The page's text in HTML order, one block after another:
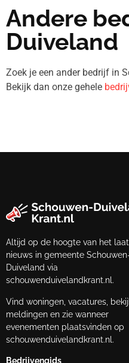
Andere
Duiveland
Zoek je een ander bedrijf in
Bekijk dan onze gehele
Altijd op de hoogte van het
nieuws in gemeente
Duiveland via
schouwenduivelandkrant.nl.
Vind woningen, vacatures,
meldingen en zie wanneer
evenementen plaatsvinden op
schouwenduivelandkrant.nl.
Bedrijvengids